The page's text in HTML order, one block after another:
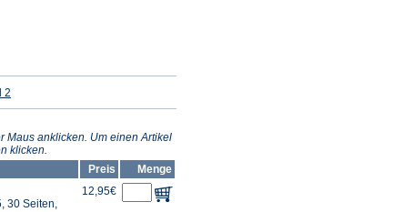
2in
einem
Tab)
Maus anklicken. Um einen Artikel
klicken.
Preis
Menge
30 Seiten,
12,95€